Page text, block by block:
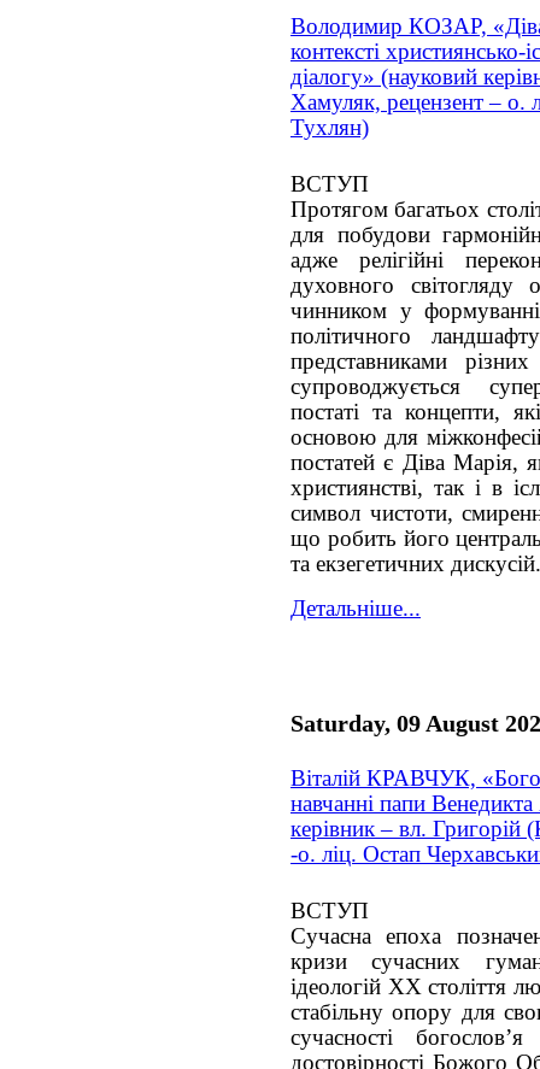
Володимир КОЗАР,
контексті християнсько-
діалогу» (науковий
Хамуляк, рецензент – о.
Тухлян)
ВСТУП
Протягом багатьох
для побудови
адже релігійні
духовного
чинником у
політичного
представниками
супроводжується
постаті та концепти,
основою для
постатей є Діва Марія,
християнстві, так і в
символ чистоти,
що робить його
та екзегетичних дискусій.
Детальніше...
Saturday, 09 August
Віталій КРАВЧУК,
навчанні папи
керівник – вл. Григорій
-о. ліц. Остап
ВСТУП
Сучасна епоха
кризи сучасних
ідеологій ХХ століття
стабільну опору для
сучасності
достовірності Божого